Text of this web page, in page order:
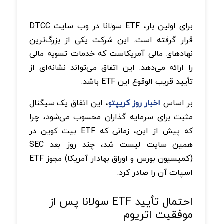
برای اولین بار، ETF سولانا در وب سایت DTCC
قرار گرفته است. این شرکت یکی از بزرگ‌ترین
نهادهای مالی آمریکاست که خدمات تسویه مالی
را ارائه می‌دهد. این اتفاق می‌تواند نشانه‌ای از
تأیید قریب الوقوع این ETF باشد.
بر اساس اخبار روز کریپتو، این اتفاق یک سیگنال
مثبت برای سرمایه گذاران محسوب می‌شود، چرا
که پیش از این، زمانی که ETF بیت کوین در
همین سایت لیست شد، چند روز بعد SEC
(کمیسیون بورس و اوراق بهادار آمریکا) مجوز ETF
اسپات آن را صادر کرد.
احتمال تأیید ETF سولانا پس از
موفقیت اتریوم